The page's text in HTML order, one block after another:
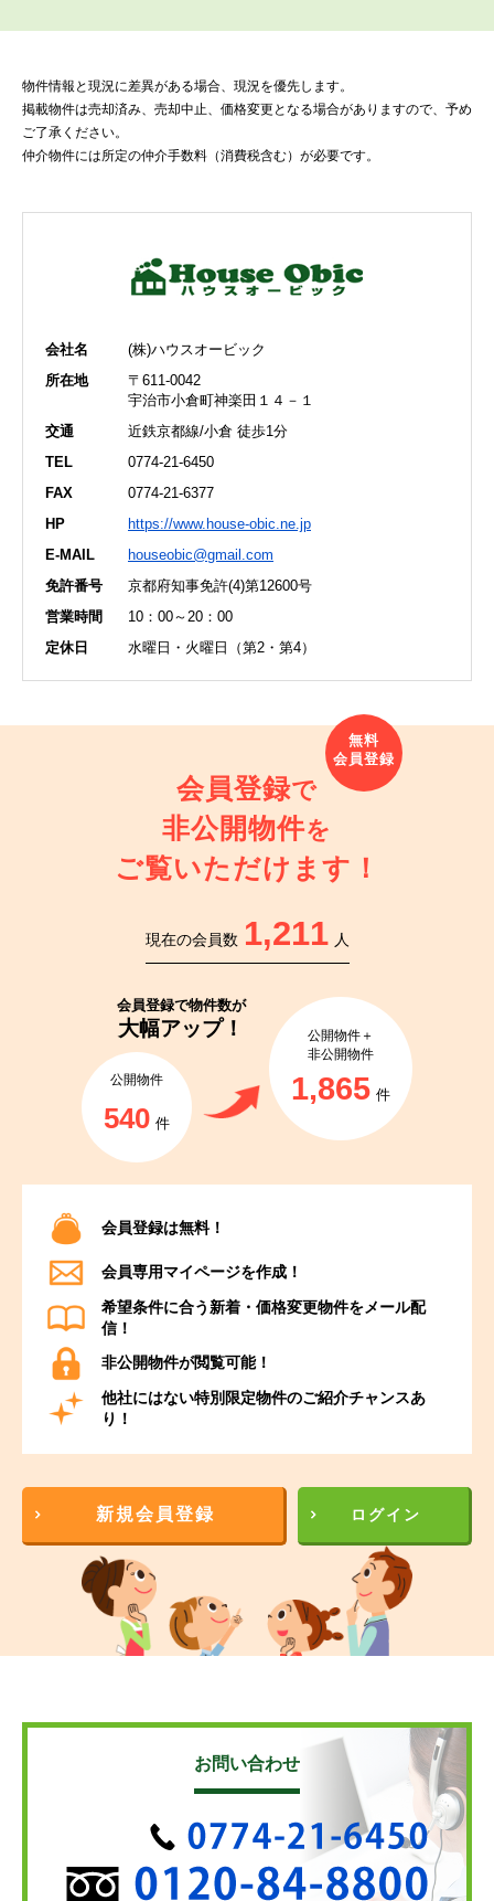
物件情報と現況に差異がある場合、現況を優先します。
掲載物件は売却済み、売却中止、価格変更となる場合がありますので、予め
ご了承ください。
仲介物件には所定の仲介手数料（消費税含む）が必要です。
会社名
(株)ハウスオービック
所在地
〒611-0042
宇治市小倉町神楽田１４－１
交通
近鉄京都線/小倉 徒歩1分
TEL
0774-21-6450
FAX
0774-21-6377
HP
https://www.house-obic.ne.jp
E-MAIL
houseobic@gmail.com
免許番号
京都府知事免許(4)第12600号
営業時間
10：00～20：00
定休日
水曜日・火曜日（第2・第4）
会員登録で
非公開物件を
ご覧いただけます！
現在の会員数 1,211 人
会員登録で物件数が
大幅アップ！
公開物件
540 件
公開物件＋
非公開物件
1,865 件
会員登録は無料！
会員専用マイページを作成！
希望条件に合う新着・価格変更物件をメール配
信！
非公開物件が閲覧可能！
他社にはない特別限定物件のご紹介チャンスあ
り！
新規会員登録 ログイン
お問い合わせ